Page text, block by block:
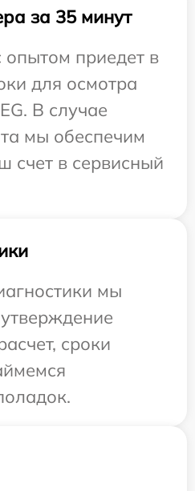
за 35 минут
приедет в
для осмотра
В случае
мы обеспечим
счет в сервисный
мы
сроки